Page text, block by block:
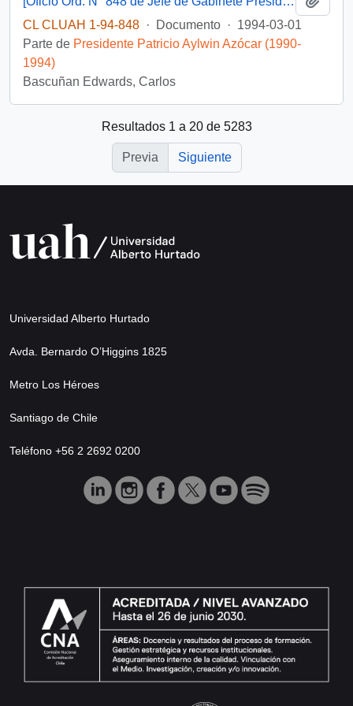
CL CLUAH 1-94-848 · Documento · 1994-03-01
Parte de Presidente Patricio Aylwin Azócar (1990-
1994)
Bascuñan Edwards, Carlos
Resultados 1 a 20 de 5283
Previa Siguiente
Universidad Alberto Hurtado
Avda. Bernardo O’Higgins 1825
Metro Los Héroes
Santiago de Chile
Teléfono +56 2 2692 0200